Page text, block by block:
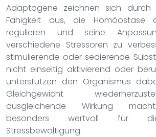
Adaptogene zeichnen sich durch
Fähigkeit aus, die Homöostase
regulieren und seine
verschiedene Stressoren zu
stimulierende oder sedierende
nicht einseitig aktivierend oder
unterstützen den Organismus
Gleichgewicht
ausgleichende Wirkung
besonders wertvoll für
Stressbewältigung.